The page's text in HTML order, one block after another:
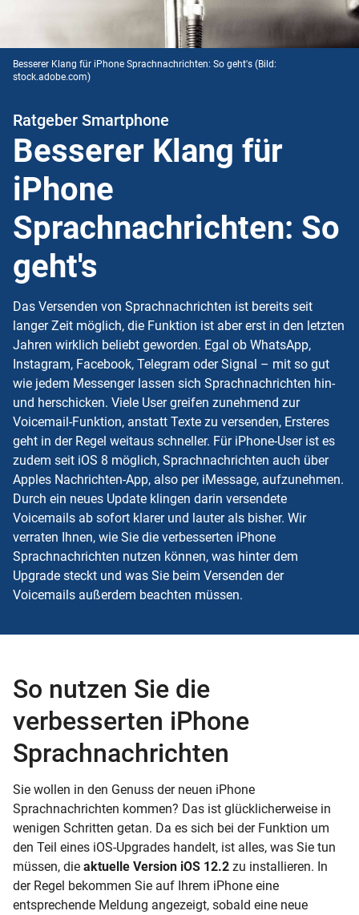
Besserer Klang für iPhone Sprachnachrichten: So geht's (Bild:
stock.adobe.com)
Ratgeber Smartphone
Besserer Klang für
iPhone
Sprachnachrichten: So
geht's
Das Versenden von Sprachnachrichten ist bereits seit
langer Zeit möglich, die Funktion ist aber erst in den letzten
Jahren wirklich beliebt geworden. Egal ob WhatsApp,
Instagram, Facebook, Telegram oder Signal – mit so gut
wie jedem Messenger lassen sich Sprachnachrichten hin-
und herschicken. Viele User greifen zunehmend zur
Voicemail-Funktion, anstatt Texte zu versenden, Ersteres
geht in der Regel weitaus schneller. Für iPhone-User ist es
zudem seit iOS 8 möglich, Sprachnachrichten auch über
Apples Nachrichten-App, also per iMessage, aufzunehmen.
Durch ein neues Update klingen darin versendete
Voicemails ab sofort klarer und lauter als bisher. Wir
verraten Ihnen, wie Sie die verbesserten iPhone
Sprachnachrichten nutzen können, was hinter dem
Upgrade steckt und was Sie beim Versenden der
Voicemails außerdem beachten müssen.
So nutzen Sie die
verbesserten iPhone
Sprachnachrichten
Sie wollen in den Genuss der neuen iPhone
Sprachnachrichten kommen? Das ist glücklicherweise in
wenigen Schritten getan. Da es sich bei der Funktion um
den Teil eines iOS-Upgrades handelt, ist alles, was Sie tun
müssen, die aktuelle Version iOS 12.2 zu installieren. In
der Regel bekommen Sie auf Ihrem iPhone eine
entsprechende Meldung angezeigt, sobald eine neue